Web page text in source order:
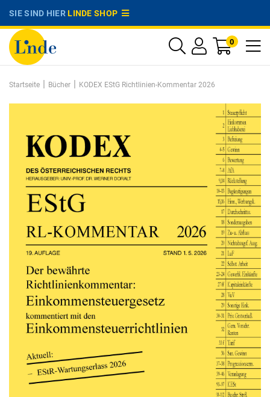
SIE SIND HIERLINDE SHOP
0
Startseite | Bücher | KODEX EStG Richtlinien-Kommentar 2026